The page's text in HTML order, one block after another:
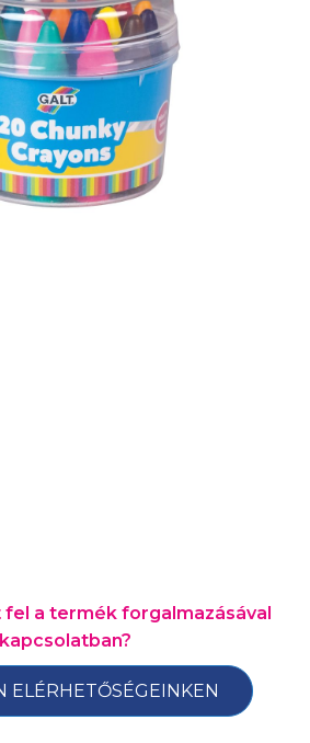
a termék forgalmazásával
kapcsolatban?
ELÉRHETŐSÉGEINKEN